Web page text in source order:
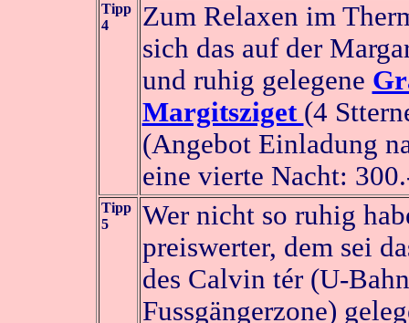
Tipp
4
Zum Relaxen im
sich das auf der
und ruhig gelegene
Margitsziget (4
(Angebot Einladung
eine vierte Nacht:
Tipp
5
Wer nicht so ruhig
preiswerter, dem sei
des Calvin tér (U-
Fussgängerzone)